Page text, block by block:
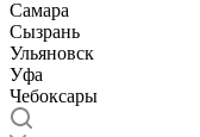
Самара
Сызрань
Ульяновск
Уфа
Чебоксары